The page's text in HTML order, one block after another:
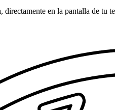
en la pantalla de